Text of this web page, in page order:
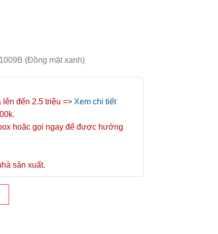
(Đồng mặt xanh)
đến 2.5 triệu => Xem chi tiết
hoặc gọi ngay để được hướng
sản xuất.